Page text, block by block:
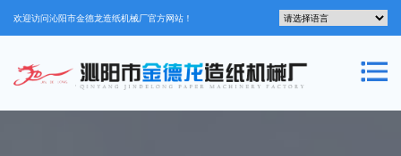
欢迎访问沁阳市金德龙造纸机械厂官方网站！